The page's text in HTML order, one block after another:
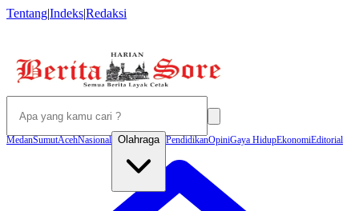
Tentang|Indeks|Redaksi
MedanSumutAcehNasional Olahraga PendidikanOpiniGaya HidupEkonomiEditorial